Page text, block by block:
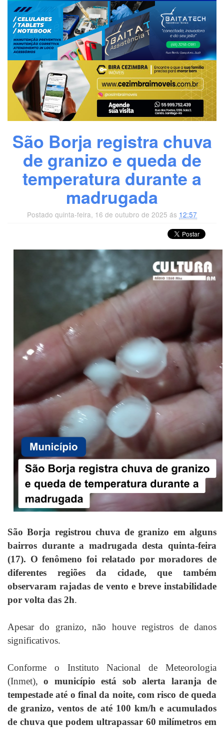
São Borja registra chuva
de granizo e queda de
temperatura durante a
madrugada
Postado quinta-feira, 16 de outubro de 2025 ás 12:57
São Borja registrou chuva de granizo em alguns
bairros durante a madrugada desta quinta-feira
(17). O fenômeno foi relatado por moradores de
diferentes regiões da cidade, que também
observaram rajadas de vento e breve instabilidade
por volta das 2h.
Apesar do granizo, não houve registros de danos
significativos.
Conforme o Instituto Nacional de Meteorologia
(Inmet), o município está sob alerta laranja de
tempestade até o final da noite, com risco de queda
de granizo, ventos de até 100 km/h e acumulados
de chuva que podem ultrapassar 60 milímetros em